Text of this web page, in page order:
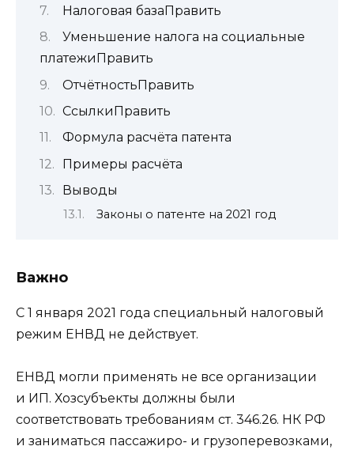
Налоговая базаПравить
Уменьшение налога на социальные
платежиПравить
ОтчётностьПравить
СсылкиПравить
Формула расчёта патента
Примеры расчёта
Выводы
Законы о патенте на 2021 год
Важно
С 1 января 2021 года специальный налоговый
режим ЕНВД не действует.
ЕНВД могли применять не все организации
и ИП. Хозсубъекты должны были
соответствовать требованиям ст. 346.26. НК РФ
и заниматься пассажиро- и грузоперевозками,